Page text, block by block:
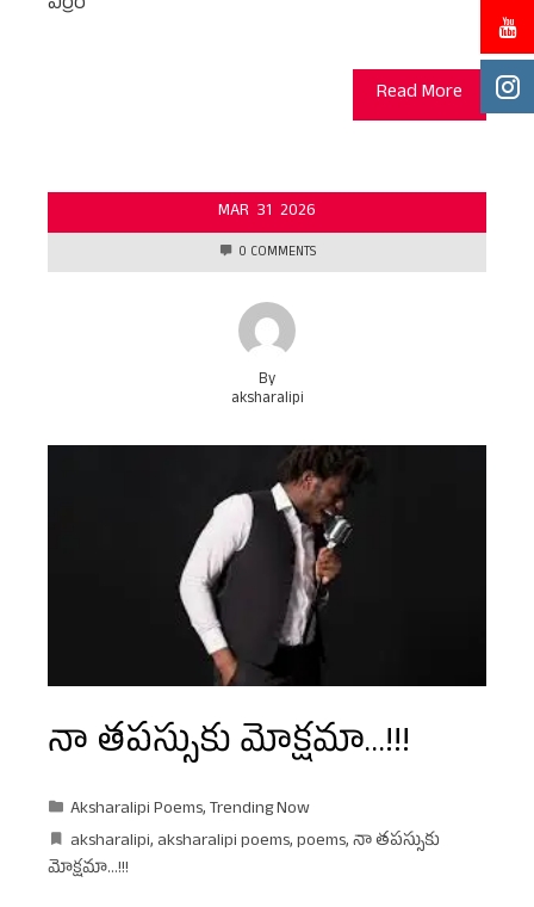
ఎర్రం
Read More
MAR 31 2026
0 COMMENTS
By
aksharalipi
నా తపస్సుకు మోక్షమా…!!!
Aksharalipi Poems,Trending Now
aksharalipi, aksharalipi poems,poems,నా తపస్సుకు
మోక్షమా...!!!